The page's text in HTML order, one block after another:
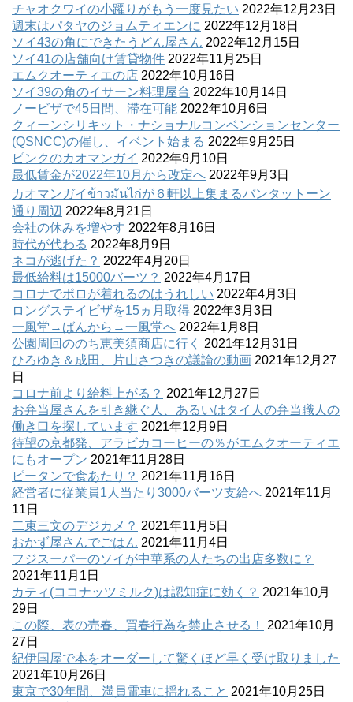
チャオクワイの小躍りがもう一度見たい 2022年12月23日
週末はパタヤのジョムティエンに 2022年12月18日
ソイ43の角にできたうどん屋さん 2022年12月15日
ソイ41の店舗向け賃貸物件 2022年11月25日
エムクオーティエの店 2022年10月16日
ソイ39の角のイサーン料理屋台 2022年10月14日
ノービザで45日間、滞在可能 2022年10月6日
クィーンシリキット・ナショナルコンベンションセンター
(QSNCC)の催し、イベント始まる 2022年9月25日
ピンクのカオマンガイ 2022年9月10日
最低賃金が2022年10月から改定へ 2022年9月3日
カオマンガイข้าวมันไก่が６軒以上集まるバンタットーン
通り周辺 2022年8月21日
会社の休みを増やす 2022年8月16日
時代が代わる 2022年8月9日
ネコが逃げた？ 2022年4月20日
最低給料は15000バーツ？ 2022年4月17日
コロナでポロが着れるのはうれしい 2022年4月3日
ロングステイビザを15ヵ月取得 2022年3月3日
一風堂→ばんから→一風堂へ 2022年1月8日
公園周回ののち恵美須商店に行く
2021年12月31日
ひろゆき＆成田、片山さつきの議論の動画 2021年12月27
日
コロナ前より給料上がる？ 2021年12月27日
お弁当屋さんを引き継ぐ人、あるいはタイ人の弁当職人の
働き口を探しています 2021年12月9日
待望の京都発、アラビカコーヒーの％がエムクオーティエ
にもオープン 2021年11月28日
ピータンで食あたり？ 2021年11月16日
経営者に従業員1人当たり3000バーツ支給へ 2021年11月
11日
二束三文のデジカメ？ 2021年11月5日
おかず屋さんでごはん 2021年11月4日
フジスーパーのソイが中華系の人たちの出店多数に？
2021年11月1日
カティ(ココナッツミルク)は認知症に効く？ 2021年10月
29日
この際、表の売春、買春行為を禁止させる！
2021年10月
27日
紀伊国屋で本をオーダーして驚くほど早く受け取りました
2021年10月26日
東京で30年間、満員電車に揺れること 2021年10月25日